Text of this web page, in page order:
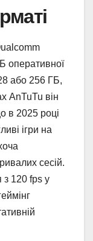
оперативної
або 256 ГБ,
AnTuTu він
в 2025 році
ігри на
сесій.
з 120 fps у